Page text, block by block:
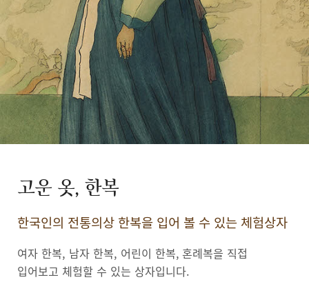
고운 옷, 한복
한국인의 전통의상 한복을 입어 볼 수 있는 체험상자
여자 한복, 남자 한복, 어린이 한복, 혼례복을 직접
입어보고 체험할 수 있는 상자입니다.